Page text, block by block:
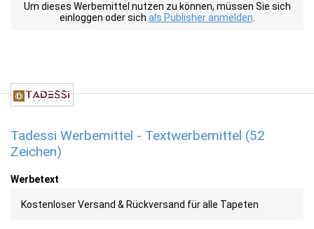
Um dieses Werbemittel nutzen zu können, müssen Sie sich
einloggen oder sich als Publisher anmelden
Tadessi Werbemittel - Textwerbemittel (52
Zeichen)
Werbetext
Kostenloser Versand & Rückversand für alle Tapeten